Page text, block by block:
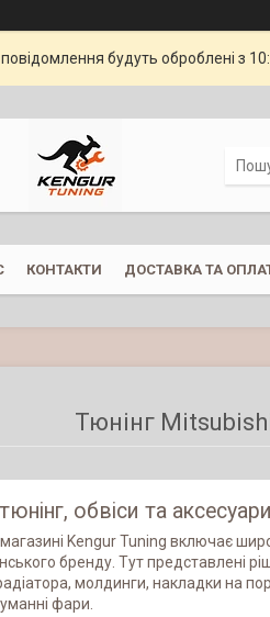
будуть оброблені з
КОНТАКТИ ДОСТАВКА ТА
Тюнінг
обвіси та
Kengur Tuning включає
бренду. Тут представлені
молдинги, накладки на
фари.